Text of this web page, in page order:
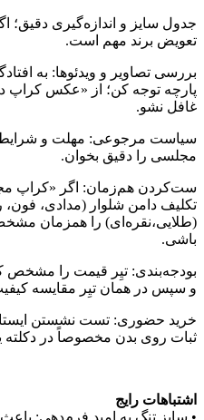
جدول سایز و اندازه‌گیری دقیق؛
تعویض برند مهم است.
بررسی تصاویر و ویدئوها: به
پارچه توجه کن؛ از «عکس کراپ
غافل نشو.
سیاست مرجوعی: مهلت و
مجلسی را دقیق بخوان.
ست‌کردن هم‌زمان: اگر «کراپ
تکلیف دامن شلوار (مدادی،
(طلایی،نقره‌ای) را همزمان
باشی.
بودجه‌بندی: تیِر قیمت را مشخص
و سپس در همان تیِر مقایسه
خرید حضوری: تست نشستن
ثبات روی بدن مخصوصاً در دکلته
اشتباهات رایج
• سایز تنگ به امید فرم‌دهی: